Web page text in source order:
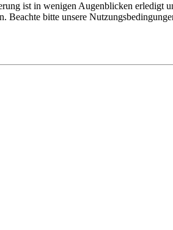
ist in wenigen Augenblicken
bitte unsere